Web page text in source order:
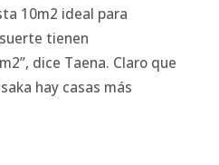
10m2 ideal para
tienen
dice Taena. Claro que
hay casas más